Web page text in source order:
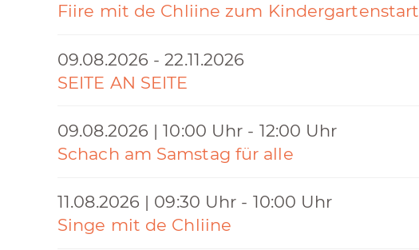
Fiire mit de Chliine zum Kindergartenstart
09.08.2026 - 22.11.2026
SEITE AN SEITE
09.08.2026 | 10:00 Uhr - 12:00 Uhr
Schach am Samstag für alle
11.08.2026 | 09:30 Uhr - 10:00 Uhr
Singe mit de Chliine